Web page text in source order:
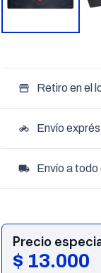
storefront Retiro en el
motorcycle Envío exprés
local_shipping Envío a todo
Precio
$ 13.000